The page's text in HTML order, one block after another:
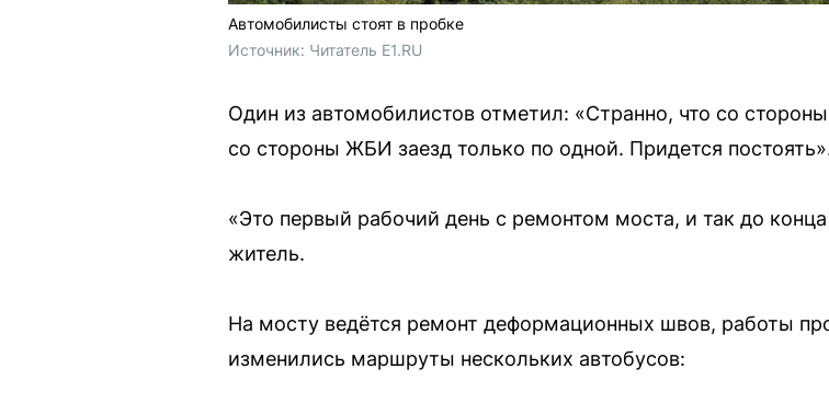
Автомобилисты стоят в пробке
Источник: Читатель E1.RU
Один из автомобилистов отметил: «Странно, что со
со стороны ЖБИ заезд только по одной. Придется
«Это первый рабочий день с ремонтом моста, и так до
житель.
На мосту ведётся ремонт деформационных швов, работы
изменились маршруты нескольких автобусов: